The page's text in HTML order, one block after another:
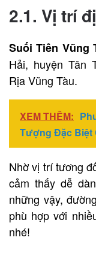
2.1. Vị trí
Suối Tiên Vũng
Hải, huyện Tân
Rịa Vũng Tàu.
XEM THÊM:
Tượng Đặc Biệt
Nhờ vị trí tương
cảm thấy dễ
những vậy,
phù hợp với
nhé!